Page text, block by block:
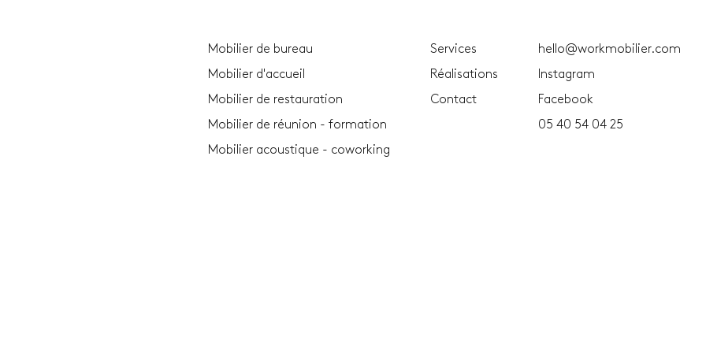
Mobilier de bureau
Mobilier d'accueil
Mobilier de restauration
Mobilier de réunion - formation
Mobilier acoustique - coworking
Services
Réalisations
Contact
hello@workmobilier.com
Instagram
Facebook
05 40 54 04 25